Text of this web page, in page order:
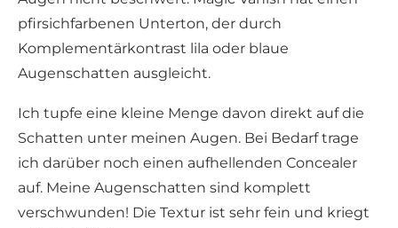
pfirsichfarbenen Unterton, der durch
Komplementärkontrast lila oder blaue
Augenschatten ausgleicht.
Ich tupfe eine kleine Menge davon direkt auf die
Schatten unter meinen Augen. Bei Bedarf trage
ich darüber noch einen aufhellenden Concealer
auf. Meine Augenschatten sind komplett
verschwunden! Die Textur ist sehr fein und kriegt